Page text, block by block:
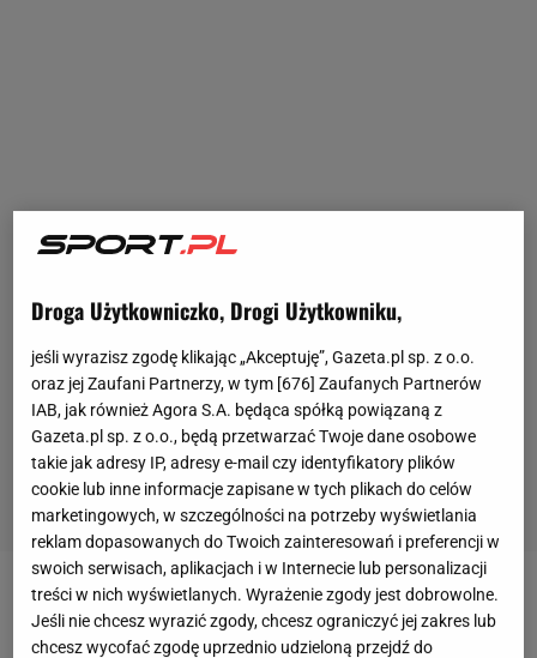
Tomasz Fornal był w środę najlepiej atakującym
polskim siatkarzem.W wygranym 3:2 meczu z
Droga Użytkowniczko, Drogi Użytkowniku,
jeśli wyrazisz zgodę klikając „Akceptuję”, Gazeta.pl sp. z o.o.
oraz jej Zaufani Partnerzy, w tym [676] Zaufanych Partnerów
IAB, jak również Agora S.A. będąca spółką powiązaną z
Gazeta.pl sp. z o.o., będą przetwarzać Twoje dane osobowe
takie jak adresy IP, adresy e-mail czy identyfikatory plików
cookie lub inne informacje zapisane w tych plikach do celów
marketingowych, w szczególności na potrzeby wyświetlania
reklam dopasowanych do Twoich zainteresowań i preferencji w
swoich serwisach, aplikacjach i w Internecie lub personalizacji
treści w nich wyświetlanych. Wyrażenie zgody jest dobrowolne.
Jeśli nie chcesz wyrazić zgody, chcesz ograniczyć jej zakres lub
chcesz wycofać zgodę uprzednio udzieloną przejdź do